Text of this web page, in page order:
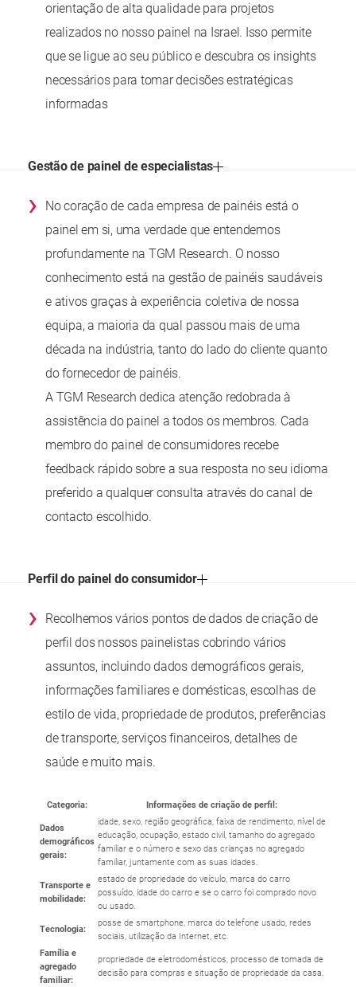
orientação de alta qualidade para projetos
realizados no nosso painel na Israel. Isso permite
que se ligue ao seu público e descubra os insights
necessários para tomar decisões estratégicas
informadas
Gestão de painel de especialistas
›
No coração de cada empresa de painéis está o
painel em si, uma verdade que entendemos
profundamente na TGM Research. O nosso
conhecimento está na gestão de painéis saudáveis
e ativos graças à experiência coletiva de nossa
equipa, a maioria da qual passou mais de uma
década na indústria, tanto do lado do cliente quanto
do fornecedor de painéis.
A TGM Research dedica atenção redobrada à
assistência do painel a todos os membros. Cada
membro do painel de consumidores recebe
feedback rápido sobre a sua resposta no seu idioma
preferido a qualquer consulta através do canal de
contacto escolhido.
Perfil do painel do consumidor
›
Recolhemos vários pontos de dados de criação de
perfil dos nossos painelistas cobrindo vários
assuntos, incluindo dados demográficos gerais,
informações familiares e domésticas, escolhas de
estilo de vida, propriedade de produtos, preferências
de transporte, serviços financeiros, detalhes de
saúde e muito mais.
Categoria: Informações de criação de perfil:
Dados
demográficos
gerais:
idade, sexo, região geográfica, faixa de rendimento, nível de
educação, ocupação, estado civil, tamanho do agregado
familiar e o número e sexo das crianças no agregado
familiar, juntamente com as suas idades.
Transporte e
mobilidade:
estado de propriedade do veículo, marca do carro
possuído, idade do carro e se o carro foi comprado novo
ou usado.
Tecnologia:
posse de smartphone, marca do telefone usado, redes
sociais, utilização da Internet, etc.
Família e
agregado
familiar:
propriedade de eletrodomésticos, processo de tomada de
decisão para compras e situação de propriedade da casa.